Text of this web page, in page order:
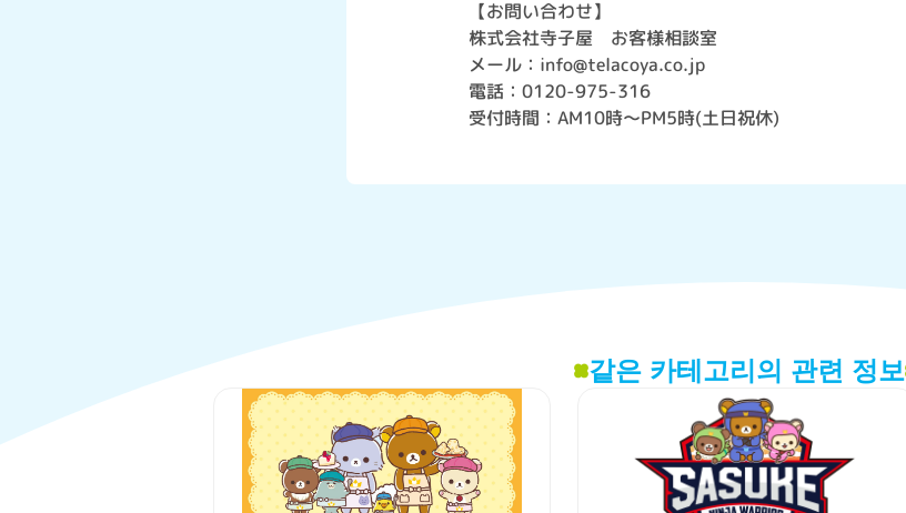
【お問い合わせ】
株式会社寺子屋 お客様相談室
メール：info@telacoya.co.jp
電話：0120-975-316
受付時間：AM10時～PM5時(土日祝休)
같은 카테고리의 관련 정보